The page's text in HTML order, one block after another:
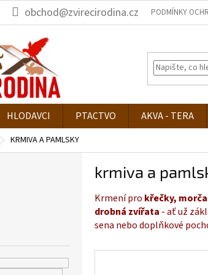
obchod@zvirecirodina.cz PODMÍNKY
HLODAVCI PTACTVO AKVA - TERA
KRMIVA A PAMLSKY
krmiva a
Krmení pro křečky,
drobná zvířata - ať už
sena nebo doplňkové